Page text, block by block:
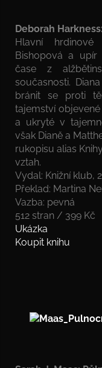
Deborah
Hlavní
Bishopová a upír
čase z
současnosti.
bránit se proti
tajemství
a ukryté v
však Dianě a
rukopisu alias
vztah.
Vydal: Knižní klub,
Překlad: Martina
Vazba: pevná
512 stran / 399 Kč
Ukázka
Koupit knihu